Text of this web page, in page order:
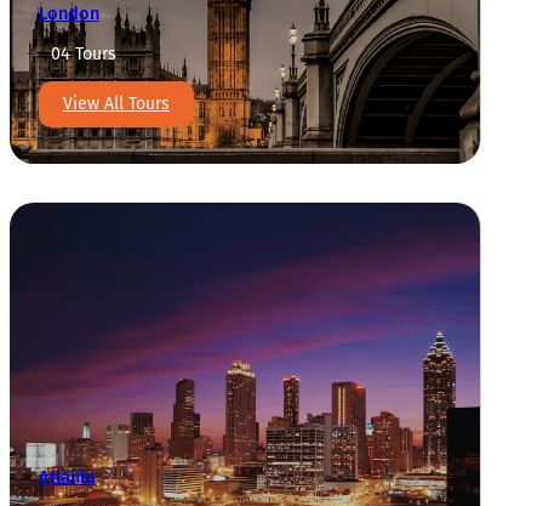
London
04 Tours
View All Tours
Atlanta